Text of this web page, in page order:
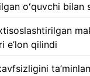
oʻquvchi bilan
e’lon qilindi